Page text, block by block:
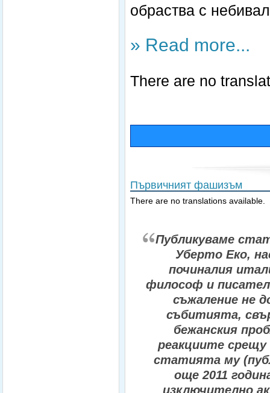
обраства с
» Read more...
There are no
Първичният фашизъм
There are no translations available.
Публикуваме
Уберто Еко,
починалия
философ и
съжаление не
събитията,
бежанския
реакциите срещу
статията му
още 2011
изключително